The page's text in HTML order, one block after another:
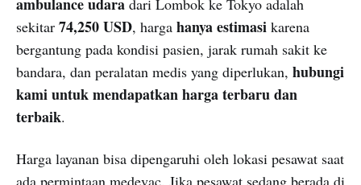
dari Lombok ke Tokyo adalah
sekitar 74,250 USD, harga hanya estimasi karena
bergantung pada kondisi pasien, jarak rumah sakit ke
bandara, dan peralatan medis yang diperlukan, hubungi
kami untuk mendapatkan harga terbaru dan
terbaik.
Harga layanan bisa dipengaruhi oleh lokasi pesawat saat
ada permintaan medevac. Jika pesawat sedang berada di